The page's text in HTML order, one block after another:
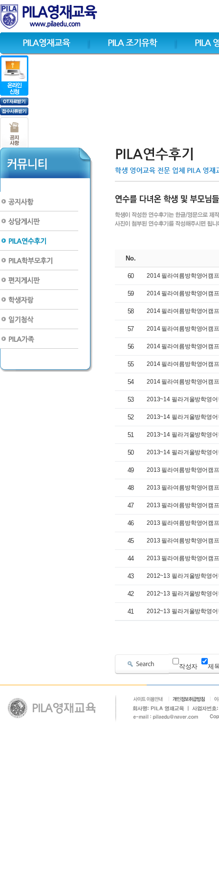
No.
60 2014 필라여름방학영어캠
59 2014 필라여름방학영어캠
58 2014 필라여름방학영어캠
57 2014 필라여름방학영어캠
56 2014 필라여름방학영어캠
55 2014 필라여름방학영어캠
54 2014 필라여름방학영어캠
53 2013~14 필라겨울방학영
52 2013~14 필라겨울방학영
51 2013~14 필라겨울방학영
50 2013~14 필라겨울방학영
49 2013 필라여름방학영어캠
48 2013 필라여름방학영어캠
47 2013 필라여름방학영어캠
46 2013 필라여름방학영어캠
45 2013 필라여름방학영어캠
44 2013 필라여름방학영어캠
43 2012~13 필라겨울방학영
42 2012~13 필라겨울방학영
41 2012~13 필라겨울방학영
작성자 제